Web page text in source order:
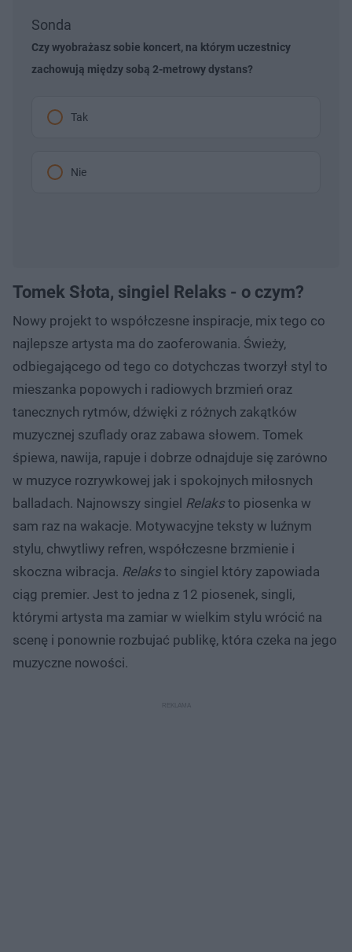
Sonda
Czy wyobrażasz sobie koncert, na którym uczestnicy
zachowują między sobą 2-metrowy dystans?
Tak
Nie
Tomek Słota, singiel Relaks - o czym?
Nowy projekt to współczesne inspiracje, mix tego co
najlepsze artysta ma do zaoferowania. Świeży,
odbiegającego od tego co dotychczas tworzył styl to
mieszanka popowych i radiowych brzmień oraz
tanecznych rytmów, dźwięki z różnych zakątków
muzycznej szuflady oraz zabawa słowem. Tomek
śpiewa, nawija, rapuje i dobrze odnajduje się zarówno
w muzyce rozrywkowej jak i spokojnych miłosnych
balladach. Najnowszy singiel Relaksto piosenka w
sam raz na wakacje. Motywacyjne teksty w luźnym
stylu, chwytliwy refren, współczesne brzmienie i
skoczna wibracja. Relaksto singiel który zapowiada
ciąg premier. Jest to jedna z 12 piosenek, singli,
którymi artysta ma zamiar w wielkim stylu wrócić na
scenę i ponownie rozbujać publikę, która czeka na jego
muzyczne nowości.